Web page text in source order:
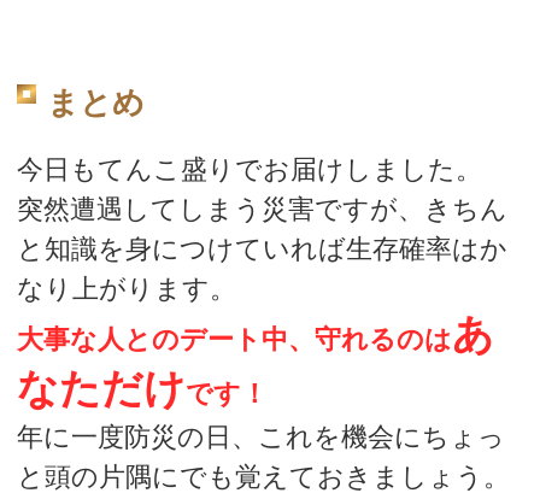
まとめ
今日もてんこ盛りでお届けしました。
突然遭遇してしまう災害ですが、きちん
と知識を身につけていれば生存確率はか
なり上がります。
大事な人とのデート中、守れるのはあ
なただけです！
年に一度防災の日、これを機会にちょっ
と頭の片隅にでも覚えておきましょう。